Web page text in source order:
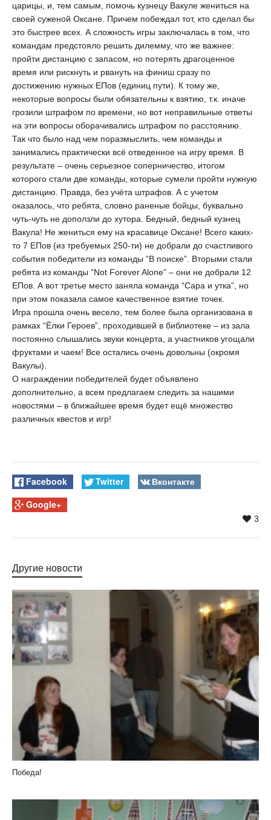
царицы, и, тем самым, помочь кузнецу Вакуле жениться на
своей суженой Оксане. Причем побеждал тот, кто сделал бы
это быстрее всех. А сложность игры заключалась в том, что
командам предстояло решить дилемму, что же важнее:
пройти дистанцию с запасом, но потерять драгоценное
время или рискнуть и рвануть на финиш сразу по
достижению нужных ЕПов (единиц пути). К тому же,
некоторые вопросы были обязательны к взятию, т.к. иначе
грозили штрафом по времени, но вот неправильные ответы
на эти вопросы оборачивались штрафом по расстоянию.
Так что было над чем поразмыслить, чем команды и
занимались практически всё отведенное на игру время. В
результате – очень серьезное соперничество, итогом
которого стали две команды, которые сумели пройти нужную
дистанцию. Правда, без учёта штрафов. А с учетом
оказалось, что ребята, словно раненые бойцы, буквально
чуть-чуть не доползли до хутора. Бедный, бедный кузнец
Вакула! Не жениться ему на красавице Оксане! Всего каких-
то 7 ЕПов (из требуемых 250-ти) не добрали до счастливого
события победители из команды “В поиске”. Вторыми стали
ребята из команды “Not Forever Alone” – они не добрали 12
ЕПов. А вот третье место заняла команда “Сара и утка”, но
при этом показала самое качественное взятие точек.
Игра прошла очень весело, тем более была организована в
рамках “Ёлки Героев”, проходившей в библиотеке – из зала
постоянно слышались звуки концерта, а участников угощали
фруктами и чаем! Все остались очень довольны (окромя
Вакулы).
О награждении победителей будет объявлено
дополнительно, а всем предлагаем следить за нашими
новостями – в ближайшее время будет ещё множество
различных квестов и игр!
Facebook Twitter
Вконтакте
Google+
3
Другие новости
Победа!